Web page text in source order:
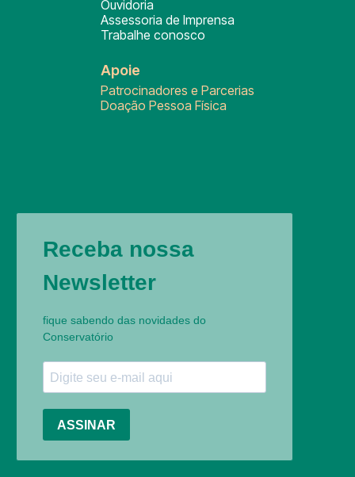
Ouvidoria
Assessoria de Imprensa
Trabalhe conosco
Apoie
Patrocinadores e Parcerias
Doação Pessoa Física